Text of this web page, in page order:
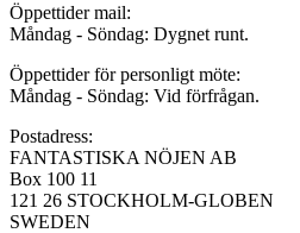
Öppettider mail:
Måndag - Söndag: Dygnet runt.
Öppettider för personligt möte:
Måndag - Söndag: Vid förfrågan.
Postadress:
FANTASTISKA NÖJEN AB
Box 100 11
121 26 STOCKHOLM-GLOBEN
SWEDEN